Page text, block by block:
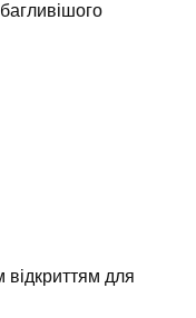
відкриттям для